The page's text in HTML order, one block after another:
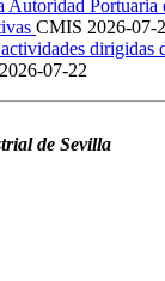
Autoridad Portuaria
CMIS 2026-07-
dirigidas
2026-07-22
de Sevilla